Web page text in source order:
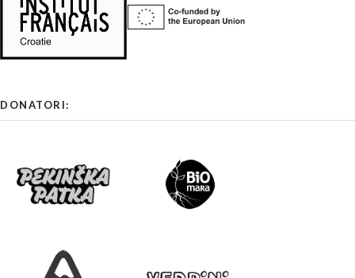
DONATORI: